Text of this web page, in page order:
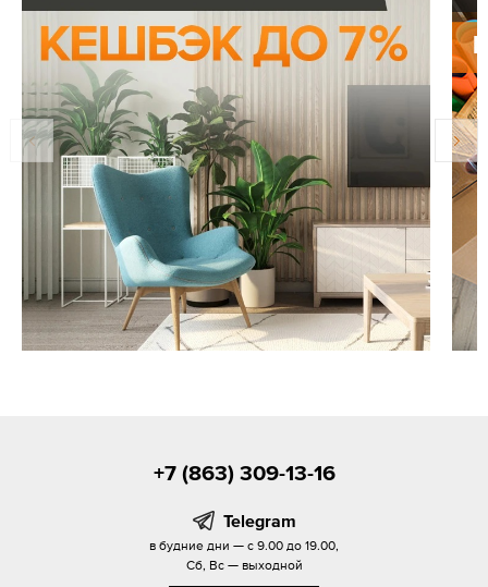
+7 (863) 309-13-16
Telegram
в будние дни — с 9.00 до 19.00,
Сб, Вс — выходной